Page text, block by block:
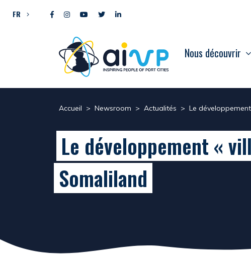
FR
Nous découvrir
Accueil > Newsroom > Actualités > Le
Le développement «
Somaliland